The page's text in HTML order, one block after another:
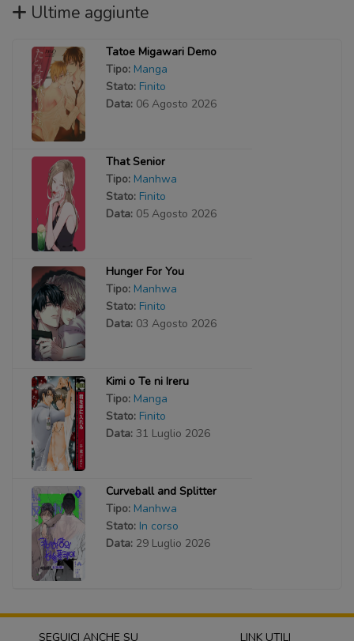
Ultime aggiunte
Tatoe Migawari Demo
Tipo: Manga
Stato: Finito
Data: 06 Agosto 2026
That Senior
Tipo: Manhwa
Stato: Finito
Data: 05 Agosto 2026
Hunger For You
Tipo: Manhwa
Stato: Finito
Data: 03 Agosto 2026
Kimi o Te ni Ireru
Tipo: Manga
Stato: Finito
Data: 31 Luglio 2026
Curveball and Splitter
Tipo: Manhwa
Stato: In corso
Data: 29 Luglio 2026
SEGUICI ANCHE SU LINK UTILI